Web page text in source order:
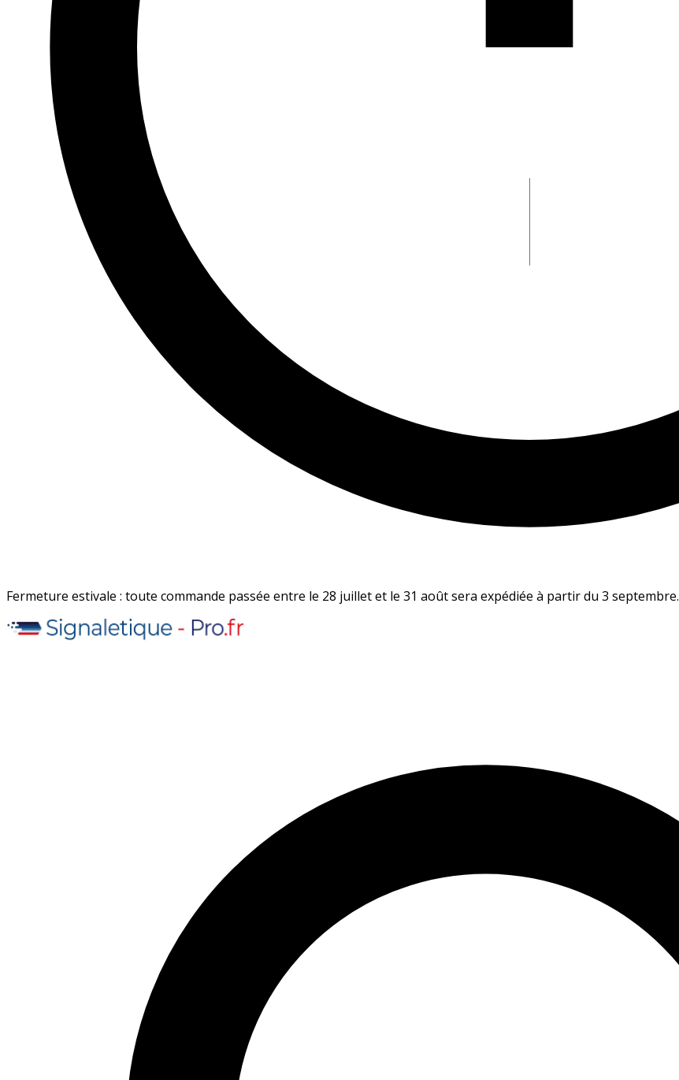
Fermeture estivale : toute commande passée entre le 28 juillet et le 31 août sera expédiée à partir du 3 septembre.